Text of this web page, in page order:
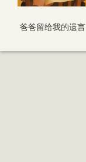
爸爸留给我的遗言